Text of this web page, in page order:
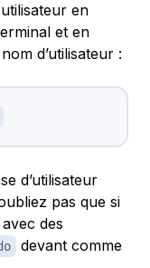
en
et en
d’utilisateur :
d’utilisateur
pas que si
des
devant comme